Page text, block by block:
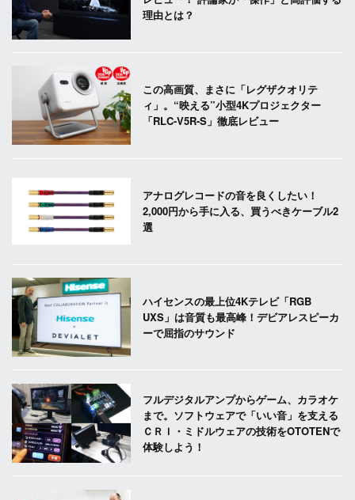
理由とは？
この高画質、まさに「レグザクオリテ
ィ」。“映える”小型4Kプロジェクター
「RLC-V5R-S」徹底レビュー
アナログレコードの音を良くしたい！
2,000円から手に入る、買うべきケーブル2
選
ハイセンスの最上位4Kテレビ「RGB
UXS」は音質も最高峰！デビアレスピーカ
ーで屈指のサウンド
フルデジタルアンプからゲーム、カラオケ
まで。ソフトウェアで「いい音」を支える
ＣＲＩ・ミドルウェアの技術をOTOTENで
体験しよう！